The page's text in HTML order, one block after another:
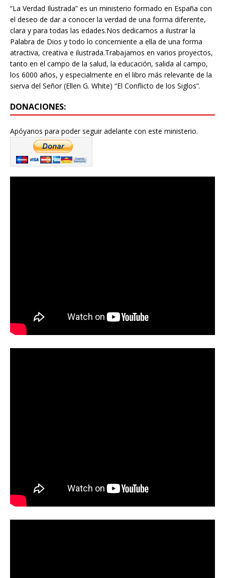
“La Verdad Ilustrada” es un ministerio formado en España con
el deseo de dar a conocer la verdad de una forma diferente,
clara y para todas las edades.Nos dedicamos a ilustrar la
Palabra de Dios y todo lo concerniente a ella de una forma
atractiva, creativa e ilustrada.Trabajamos en varios proyectos,
tanto en el campo de la salud, la educación, salida al campo,
los 6000 años, y especialmente en el libro más relevante de la
sierva del Señor (Ellen G. White) “El Conflicto de los Siglos”.
DONACIONES:
Apóyanos para poder seguir adelante con este ministerio.